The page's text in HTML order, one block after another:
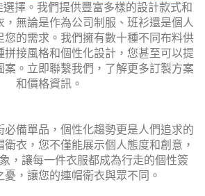
擇。我們提供豐富多樣的設計款式和
，無論是作為公司制服、班衫還是個人
您的需求。我們擁有數十種不同布料供
拼接風格和個性化設計，您甚至可以提
案。立即聯繫我們，了解更多訂製方案
和價格資訊。
必備單品，個性化趨勢更是人們追求的
衣，您不僅能展示個人態度和創意，
，讓每一件衣服都成為行走的個性簽
憂，讓您的連帽衛衣與眾不同。